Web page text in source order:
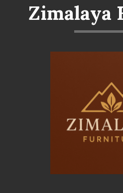
Zimalaya